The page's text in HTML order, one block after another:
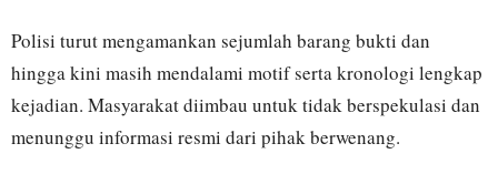
Polisi turut mengamankan sejumlah barang bukti dan
hingga kini masih mendalami motif serta kronologi lengkap
kejadian. Masyarakat diimbau untuk tidak berspekulasi dan
menunggu informasi resmi dari pihak berwenang.